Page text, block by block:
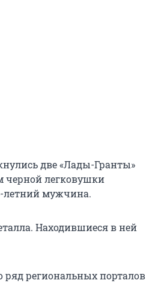
две «Лады-Гранты»
черной легковушки
летний мужчина.
Находившиеся в ней
региональных порталов